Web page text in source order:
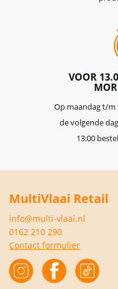
VOOR
Op maandag t/m
de volgende
13:00
MultiVlaai Retail
info@multi-vlaai.nl
0162 210 290
Contact formulier